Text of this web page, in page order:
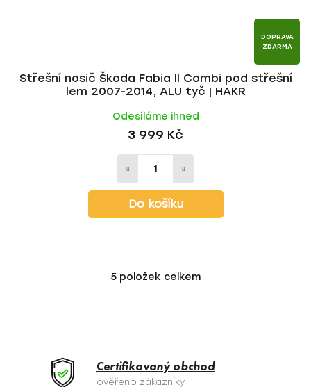
DOPRAVA
ZDARMA
Střešní nosič Škoda Fabia II Combi pod střešní
lem 2007-2014, ALU tyč | HAKR
Odesíláme ihned
3 999 Kč
Do košíku
O
á
c
5položek celkem
Certifikovaný obchod
ověřeno zákazníky